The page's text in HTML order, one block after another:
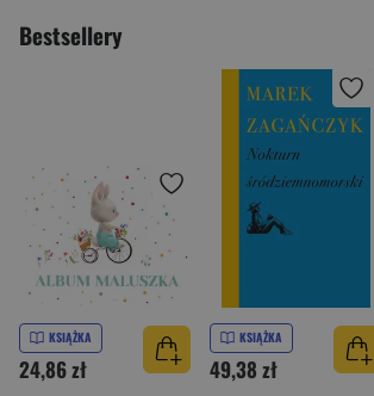
Bestsellery
KSIĄŻKA
24,86 zł
KSIĄŻKA
49,38 zł